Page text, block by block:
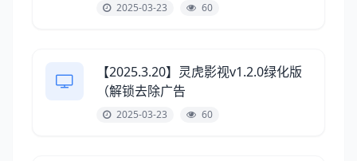
2025-03-23 60
【2025.3.20】灵虎影视v1.2.0绿化版
（解锁去除广告
2025-03-23 60